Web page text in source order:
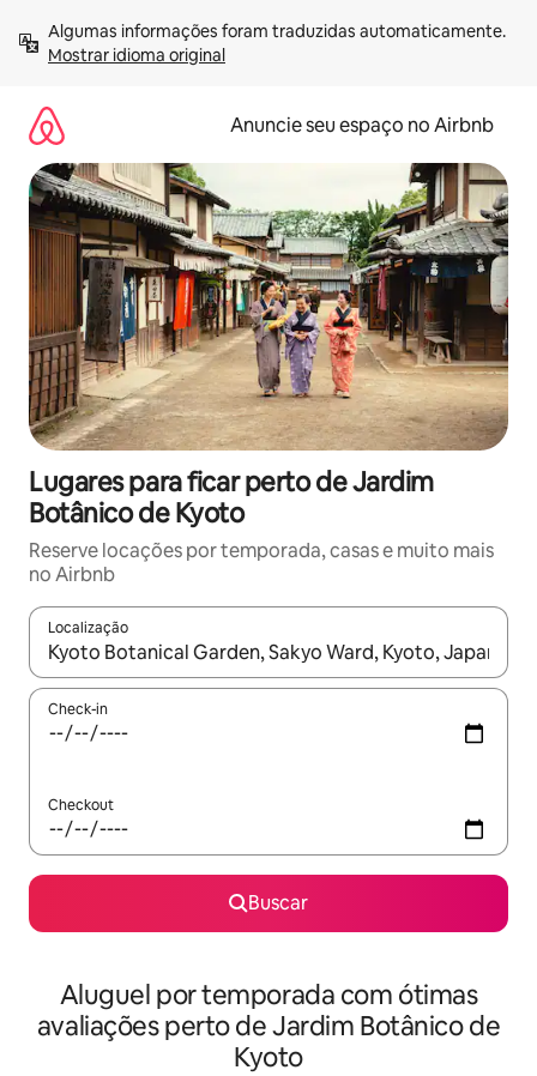
para
Mostrar idioma original
Anuncie seu espaço no Airbnb
Lugares para ficar perto de Jardim
Botânico de Kyoto
Reserve locações por temporada, casas e muito mais
no Airbnb
Localização
Quando os resultados estiverem disponíveis, explore-os
Check-in
Checkout
Buscar
Aluguel por temporada com ótimas
avaliações perto de Jardim Botânico de
Kyoto